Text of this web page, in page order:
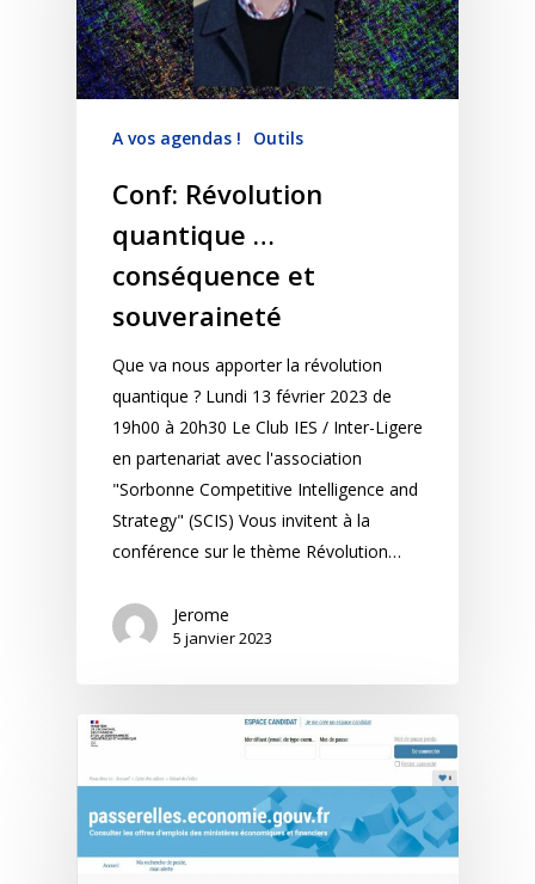
A vos agendas ! Outils
Conf: Révolution
quantique …
conséquence et
souveraineté
Que va nous apporter la révolution
quantique ? Lundi 13 février 2023 de
19h00 à 20h30 Le Club IES / Inter-Ligere
en partenariat avec l'association
"Sorbonne Competitive Intelligence and
Strategy" (SCIS) Vous invitent à la
conférence sur le thème Révolution…
Jerome
5 janvier 2023